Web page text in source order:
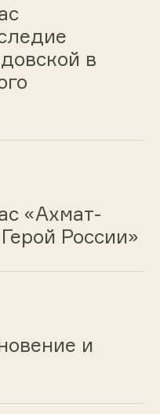
в
«Ахмат-
России»
и